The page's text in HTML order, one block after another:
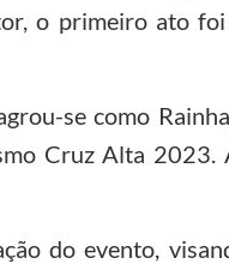
o primeiro ato
se como
Cruz Alta 2023.
do evento,